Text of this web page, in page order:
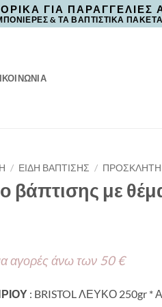
ΓΙΑ ΠΑΡΑΓΓΕΛΙΕΣ
& ΤΑ ΒΑΠΤΙΣΤΙΚΑ
/ ΕΙΔΗ ΒΑΠΤΙΣΗΣ /
βάπτισης με
αγορές άνω των 50 €
: BRISTOL ΛΕΥΚΟ 250gr *